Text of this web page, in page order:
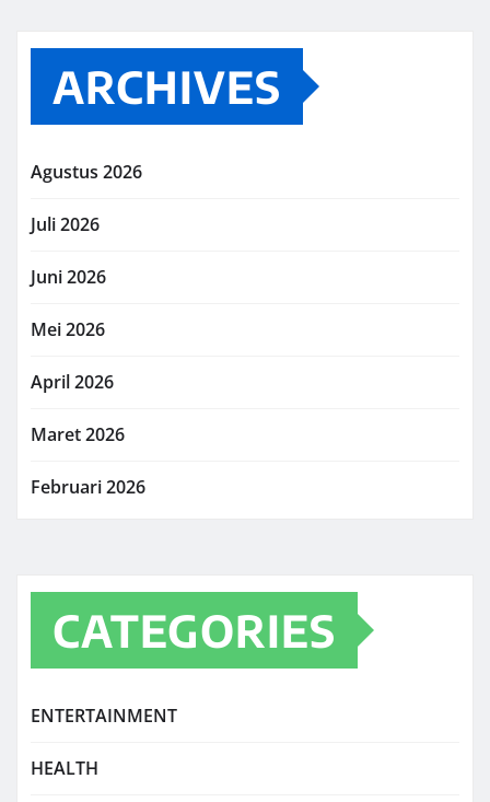
ARCHIVES
Agustus 2026
Juli 2026
Juni 2026
Mei 2026
April 2026
Maret 2026
Februari 2026
CATEGORIES
ENTERTAINMENT
HEALTH